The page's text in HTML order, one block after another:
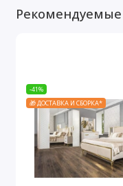
-41%
🎁 ДОСТАВКА И СБОРКА*